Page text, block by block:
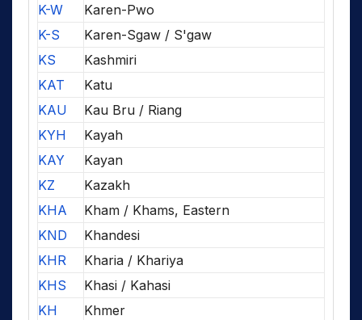
K-W
Karen-Pwo
K-S
Karen-Sgaw / S'gaw
KS
Kashmiri
KAT
Katu
KAU
Kau Bru / Riang
KYH
Kayah
KAY
Kayan
KZ
Kazakh
KHA
Kham / Khams, Eastern
KND
Khandesi
KHR
Kharia / Khariya
KHS
Khasi / Kahasi
KH
Khmer